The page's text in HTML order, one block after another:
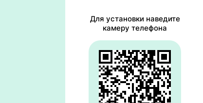
Для установки наведите
камеру телефона